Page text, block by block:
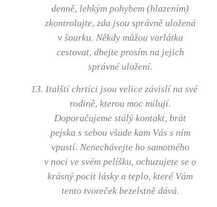
denně, lehkým pohybem (hlazením)
zkontrolujte, zda jsou správně uložená
v šourku. Někdy můžou varlátka
cestovat, dbejte prosím na jejich
správné uložení.
13. Italští chrtíci jsou velice závislí na své
rodině, kterou moc milují.
Doporučujeme stálý kontakt, brát
pejska s sebou všude kam Vás s ním
vpustí. Nenechávejte ho samotného
v noci ve svém pelíšku, ochuzujete se o
krásný pocit lásky a teplo, které Vám
tento tvoreček bezelstně dává.